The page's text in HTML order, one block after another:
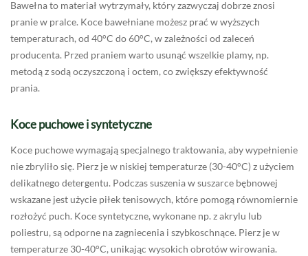
Bawełna to materiał wytrzymały, który zazwyczaj dobrze znosi
pranie w pralce. Koce bawełniane możesz prać w wyższych
temperaturach, od 40°C do 60°C, w zależności od zaleceń
producenta. Przed praniem warto usunąć wszelkie plamy, np.
metodą z sodą oczyszczoną i octem, co zwiększy efektywność
prania.
Koce puchowe i syntetyczne
Koce puchowe wymagają specjalnego traktowania, aby wypełnienie
nie zbryliło się. Pierz je w niskiej temperaturze (30-40°C) z użyciem
delikatnego detergentu. Podczas suszenia w suszarce bębnowej
wskazane jest użycie piłek tenisowych, które pomogą równomiernie
rozłożyć puch. Koce syntetyczne, wykonane np. z akrylu lub
poliestru, są odporne na zagniecenia i szybkoschnące. Pierz je w
temperaturze 30-40°C, unikając wysokich obrotów wirowania.